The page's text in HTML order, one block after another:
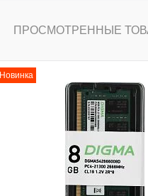
ПРОСМОТРЕННЫЕ
Новинка